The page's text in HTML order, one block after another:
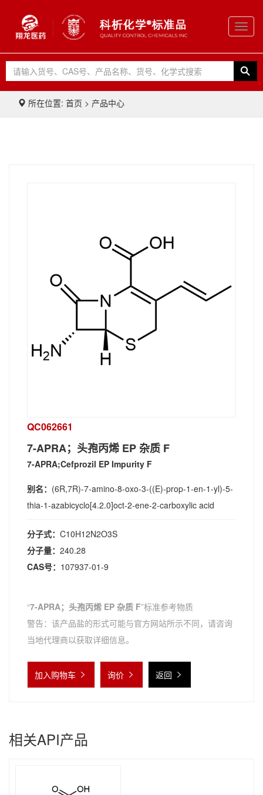
所在位置: 首页 > 产品中心
QC062661
7-APRA；头孢丙烯 EP 杂质 F
7-APRA;Cefprozil EP Impurity F
别名： (6R,7R)-7-amino-8-oxo-3-((E)-prop-1-en-1-yl)-5-
thia-1-azabicyclo[4.2.0]oct-2-ene-2-carboxylic acid
分子式： C10H12N2O3S
分子量： 240.28
CAS号： 107937-01-9
“7-APRA；头孢丙烯 EP 杂质 F”标准参考物质
警告：该产品盐的形式可能与官方网站所示不同，请咨询
当地代理商以获取详细信息。
加入购物车 询价 返回
相关API产品